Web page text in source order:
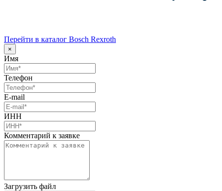
Перейти в каталог Bosch Rexroth
×
Имя
Телефон
E-mail
ИНН
Комментарий к заявке
Загрузить файл